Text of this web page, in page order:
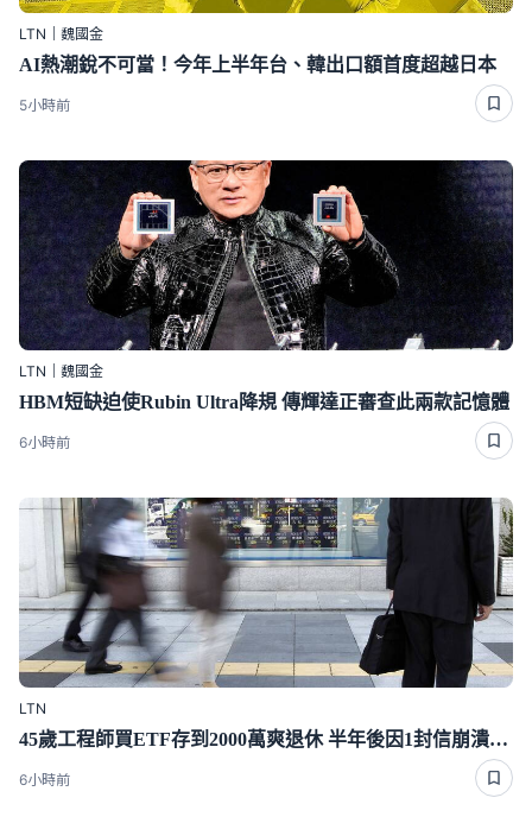
LTN｜魏國金
AI熱潮銳不可當！今年上半年台、韓出口額首度超越日本
5小時前
LTN｜魏國金
HBM短缺迫使Rubin Ultra降規 傳輝達正審查此兩款記憶體
6小時前
LTN
45歲工程師買ETF存到2000萬爽退休 半年後因1封信崩潰重回職場
6小時前